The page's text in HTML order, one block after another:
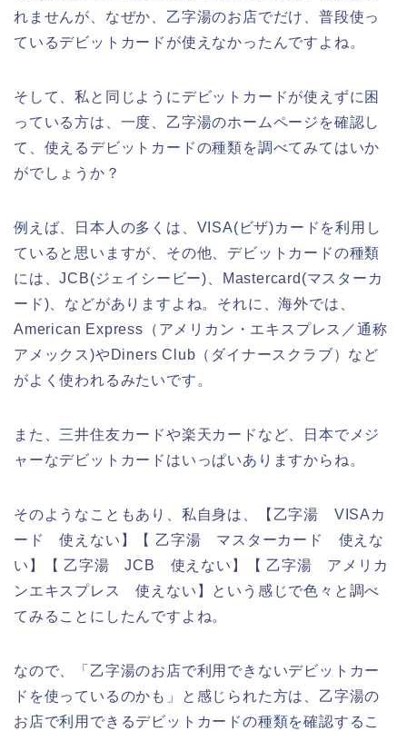
れませんが、なぜか、乙字湯のお店でだけ、普段使っ
ているデビットカードが使えなかったんですよね。
そして、私と同じようにデビットカードが使えずに困
っている方は、一度、乙字湯のホームページを確認し
て、使えるデビットカードの種類を調べてみてはいか
がでしょうか？
例えば、日本人の多くは、VISA(ビザ)カードを利用し
ていると思いますが、その他、デビットカードの種類
には、JCB(ジェイシービー)、Mastercard(マスターカ
ード)、などがありますよね。それに、海外では、
American Express（アメリカン・エキスプレス／通称
アメックス)やDiners Club（ダイナースクラブ）など
がよく使われるみたいです。
また、三井住友カードや楽天カードなど、日本でメジ
ャーなデビットカードはいっぱいありますからね。
そのようなこともあり、私自身は、【乙字湯 VISAカ
ード 使えない】【 乙字湯 マスターカード 使えな
い】【 乙字湯 JCB 使えない】【 乙字湯 アメリカ
ンエキスプレス 使えない】という感じで色々と調べ
てみることにしたんですよね。
なので、「乙字湯のお店で利用できないデビットカー
ドを使っているのかも」と感じられた方は、乙字湯の
お店で利用できるデビットカードの種類を確認するこ